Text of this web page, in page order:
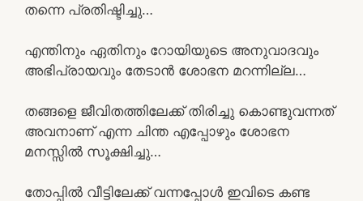
തന്നെ പ്രതിഷ്ടിച്ചു…
എന്തിനും ഏതിനും റോയിയുടെ അനുവാദവും
അഭിപ്രായവും തേടാൻ ശോഭന മറന്നില്ല…
തങ്ങളെ ജീവിതത്തിലേക്ക് തിരിച്ചു കൊണ്ടുവന്നത്
അവനാണ് എന്ന ചിന്ത എപ്പോഴും ശോഭന
മനസ്സിൽ സൂക്ഷിച്ചു…
തോപ്പിൽ വീട്ടിലേക്ക് വന്നപ്പോൾ ഇവിടെ കണ്ട